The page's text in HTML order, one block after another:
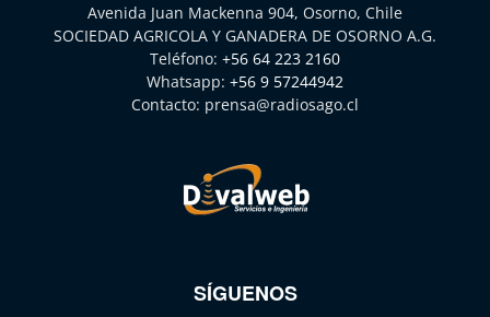
Avenida Juan Mackenna 904, Osorno, Chile
SOCIEDAD AGRICOLA Y GANADERA DE OSORNO A.G.
Teléfono: +56 64 223 2160
Whatsapp: +56 9 57244942
Contacto: prensa@radiosago.cl
SÍGUENOS